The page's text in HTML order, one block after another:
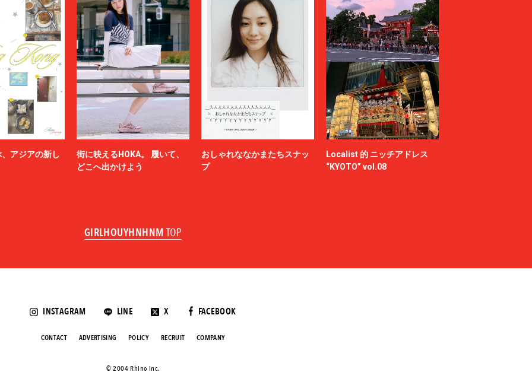
アジアの新し
街に映えるHOKA。 履いて、
どこへ出かけよう
おしゃれななかまたちスナッ
プ
Localist 的 ニッチアドレス
“KYOTO” vol.08
GIRLHOUYHNHNM TOP
INSTAGRAM LINE X FACEBOOK
CONTACT ADVERTISING POLICY RECRUIT COMPANY
©️ 2004 Rhino Inc.